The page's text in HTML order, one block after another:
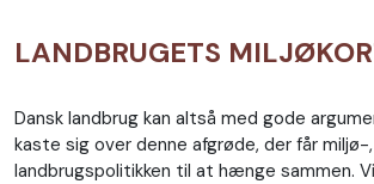
LANDBRUGETS
Dansk landbrug kan altså med gode
kaste sig over denne afgrøde, der får
landbrugspolitikken til at hænge sammen.